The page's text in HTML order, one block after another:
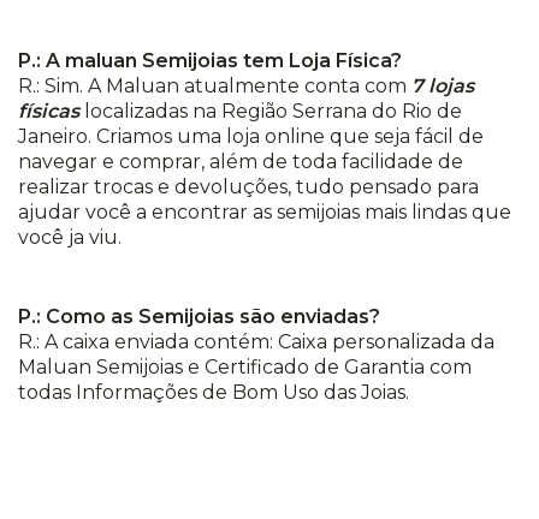
P.: A maluan Semijoias tem Loja Física?
R.: Sim. A Maluan atualmente conta com 7 lojas
físicaslocalizadas na Região Serrana do Rio de
Janeiro. Criamos uma loja online que seja fácil de
navegar e comprar, além de toda facilidade de
realizar trocas e devoluções, tudo pensado para
ajudar você a encontrar as semijoias mais lindas que
você ja viu.
P.: Como as Semijoias são enviadas?
R.: A caixa enviada contém: Caixa personalizada da
Maluan Semijoias e Certificado de Garantia com
todas Informações de Bom Uso das Joias.